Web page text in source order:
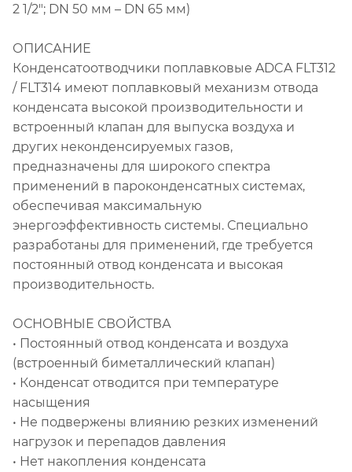
2 1/2″; DN 50 мм – DN 65 мм)
ОПИСАНИЕ
Конденсатоотводчики поплавковые ADCA FLT312
/ FLT314 имеют поплавковый механизм отвода
конденсата высокой производительности и
встроенный клапан для выпуска воздуха и
других неконденсируемых газов,
предназначены для широкого спектра
применений в пароконденсатных системах,
обеспечивая максимальную
энергоэффективность системы. Специально
разработаны для применений, где требуется
постоянный отвод конденсата и высокая
производительность.
ОСНОВНЫЕ СВОЙСТВА
• Постоянный отвод конденсата и воздуха
(встроенный биметаллический клапан)
• Конденсат отводится при температуре
насыщения
• Не подвержены влиянию резких изменений
нагрузок и перепадов давления
• Нет накопления конденсата